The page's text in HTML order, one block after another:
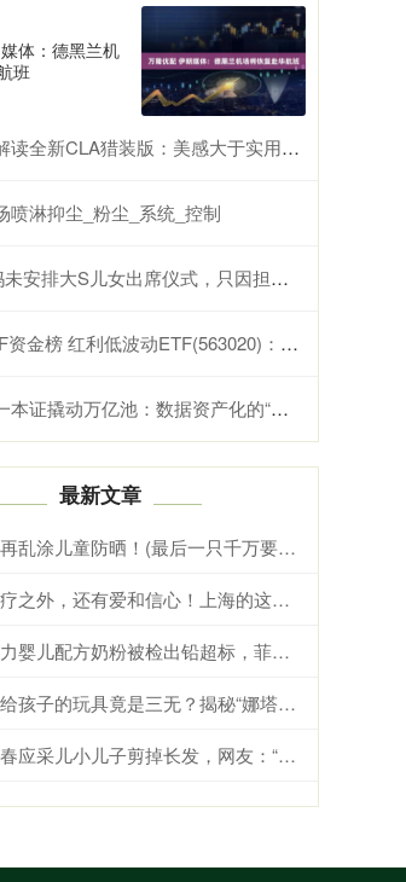
体：德黑兰机
班
猎装版：美感大于实用，最智能的奔驰成为品牌独苗_mm_Brake_玻璃
喷淋抑尘_粉尘_系统_控制
S儿女出席仪式，只因担心他们情绪悲痛，太用心了
波动ETF(563020)：净流入692065万元，居可比基金前二-20250711
万亿池：数据资产化的“政策锚”与“司法盾”_登记_企业_跨境
最新文章
优股平台 别再乱涂儿童防晒！(最后一只千万要避雷)
大旗策略 治疗之外，还有爱和信心！上海的这场夏令营，让白血病患儿找回笑容
永宝网 美素力婴儿配方奶粉被检出铅超标，菲仕兰称产品结果符合标准并要求复核
鼎盛配资 买给孩子的玩具竟是三无？揭秘“娜塔莎”娃娃线上售卖套路
贝股通 陈小春应采儿小儿子剪掉长发，网友：“迷你版陈小春”